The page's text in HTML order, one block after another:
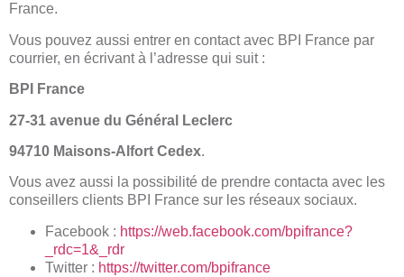
France.
Vous pouvez aussi entrer en contact avec BPI France par
courrier, en écrivant à l’adresse qui suit :
BPI France
27-31 avenue du Général Leclerc
94710 Maisons-Alfort Cedex.
Vous avez aussi la possibilité de prendre contacta avec les
conseillers clients BPI France sur les réseaux sociaux.
Facebook : https://web.facebook.com/bpifrance?
_rdc=1&_rdr
Twitter : https://twitter.com/bpifrance